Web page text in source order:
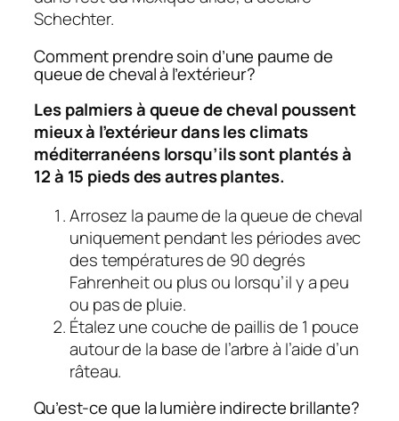
Schechter.
Comment prendre soin d’une paume de
queue de cheval à l’extérieur?
Les palmiers à queue de cheval poussent
mieux à l’extérieur dans les climats
méditerranéens lorsqu’ils sont plantés à
12 à 15 pieds des autres plantes.
Arrosez la paume de la queue de cheval
uniquement pendant les périodes avec
des températures de 90 degrés
Fahrenheit ou plus ou lorsqu’il y a peu
ou pas de pluie.
Étalez une couche de paillis de 1 pouce
autour de la base de l’arbre à l’aide d’un
râteau.
Qu’est-ce que la lumière indirecte brillante?